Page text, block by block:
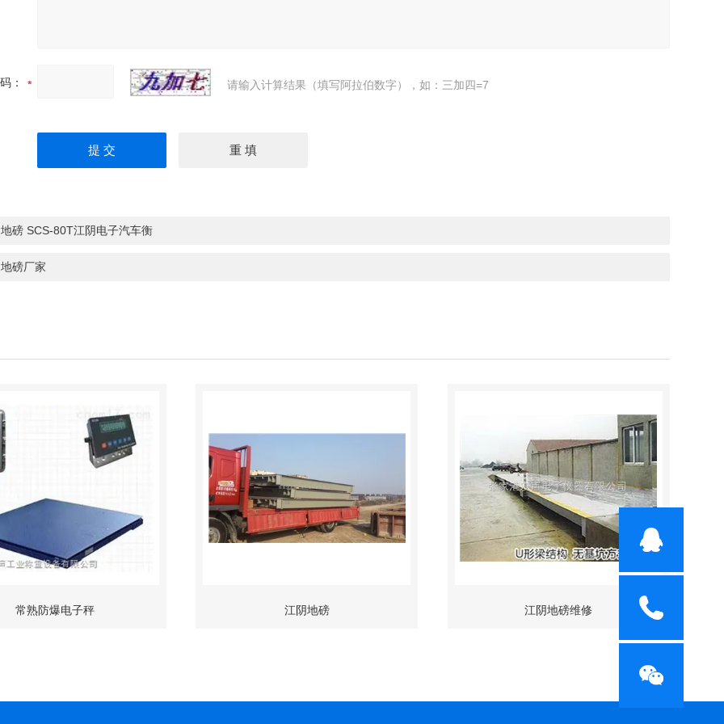
： 请输入计算结果（填写阿拉伯数字），如：三加四=7
磅 SCS-80T江阴电子汽车衡
磅厂家
常熟防爆电子秤 江阴地磅 江阴地磅维修